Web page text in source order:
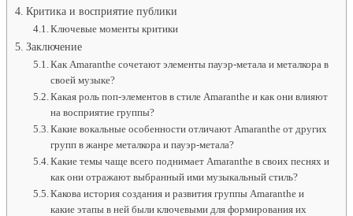
Критика и восприятие публики
Ключевые моменты критики
Заключение
Как Amaranthe сочетают элементы пауэр-метала и металкора в
своей музыке?
Какая роль поп-элементов в стиле Amaranthe и как они влияют
на восприятие группы?
Какие вокальные особенности отличают Amaranthe от других
групп в жанре металкора и пауэр-метала?
Какие темы чаще всего поднимает Amaranthe в своих песнях и
как они отражают выбранный ими музыкальный стиль?
Какова история создания и развития группы Amaranthe и
какие этапы в ней были ключевыми для формирования их